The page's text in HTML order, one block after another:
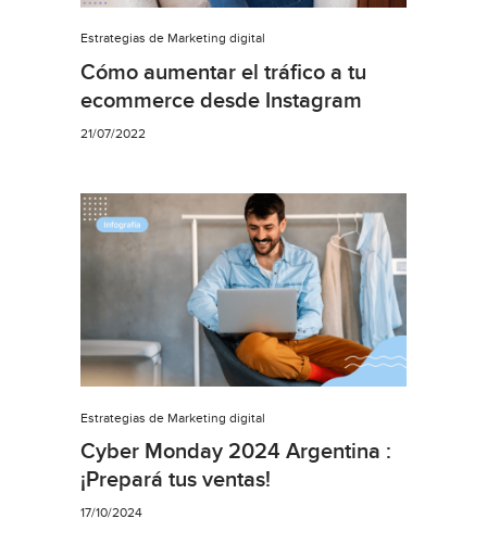
Estrategias de Marketing digital
Cómo aumentar el tráfico a tu
ecommerce desde Instagram
21/07/2022
Estrategias de Marketing digital
Cyber Monday 2024 Argentina :
¡Prepará tus ventas!
17/10/2024